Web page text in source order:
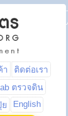
า
ติดต่อเรา
ตรวจดิน
English